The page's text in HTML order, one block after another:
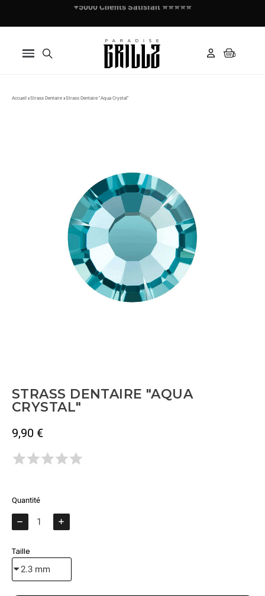
Accueil Strass Dentaire Strass Dentaire "Aqua Crystal"
STRASS DENTAIRE "AQUA
CRYSTAL"
9,90 €
Quantité
Taille